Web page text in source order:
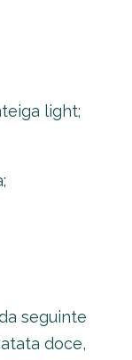
light;
seguinte
doce,